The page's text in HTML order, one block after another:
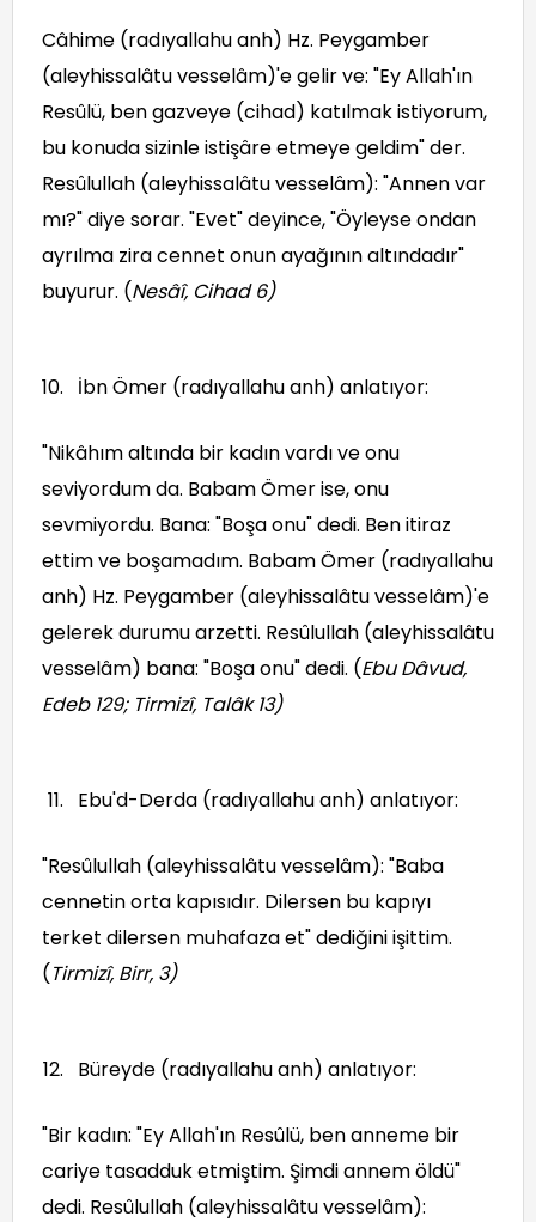
Câhime (radıyallahu anh) Hz. Peygamber
(aleyhissalâtu vesselâm)'e gelir ve: "Ey Allah'ın
Resûlü, ben gazveye (cihad) katılmak istiyorum,
bu konuda sizinle istişâre etmeye geldim" der.
Resûlullah (aleyhissalâtu vesselâm): "Annen var
mı?" diye sorar. "Evet" deyince, "Öyleyse ondan
ayrılma zira cennet onun ayağının altındadır"
buyurur. (Nesâî, Cihad 6)
İbn Ömer (radıyallahu anh) anlatıyor:
"Nikâhım altında bir kadın vardı ve onu
seviyordum da. Babam Ömer ise, onu
sevmiyordu. Bana: "Boşa onu" dedi. Ben itiraz
ettim ve boşamadım. Babam Ömer (radıyallahu
anh) Hz. Peygamber (aleyhissalâtu vesselâm)'e
gelerek durumu arzetti. Resûlullah (aleyhissalâtu
vesselâm) bana: "Boşa onu" dedi. (Ebu Dâvud,
Edeb 129; Tirmizî, Talâk 13)
Ebu'd-Derda (radıyallahu anh) anlatıyor:
"Resûlullah (aleyhissalâtu vesselâm): "Baba
cennetin orta kapısıdır. Dilersen bu kapıyı
terket dilersen muhafaza et" dediğini işittim.
(Tirmizî, Birr, 3)
Büreyde (radıyallahu anh) anlatıyor:
"Bir kadın: "Ey Allah'ın Resûlü, ben anneme bir
cariye tasadduk etmiştim. Şimdi annem öldü"
dedi. Resûlullah (aleyhissalâtu vesselâm):